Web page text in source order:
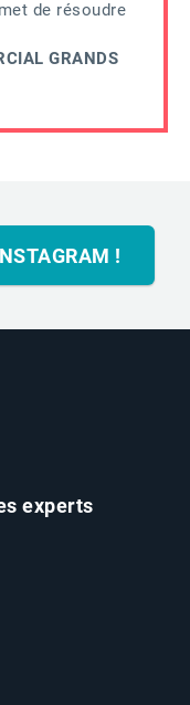
de résoudre
GRANDS
!
experts